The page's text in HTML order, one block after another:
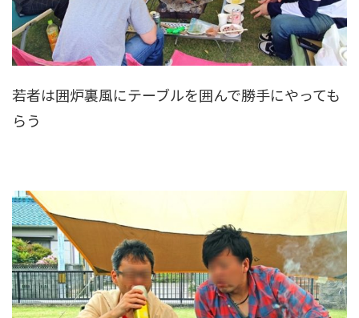
若者は囲炉裏風にテーブルを囲んで勝手にやっても
らう